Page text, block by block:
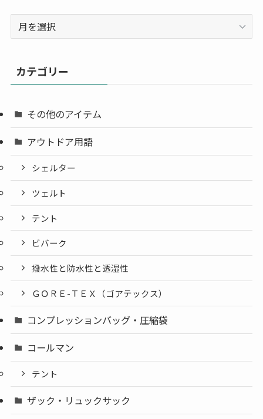
ー
ブ
カテゴリー
その他のアイテム
アウトドア用語
シェルター
ツェルト
テント
ビバーク
撥水性と防水性と透湿性
ＧＯＲＥ-ＴＥＸ（ゴアテックス）
コンプレッションバッグ・圧縮袋
コールマン
テント
ザック・リュックサック